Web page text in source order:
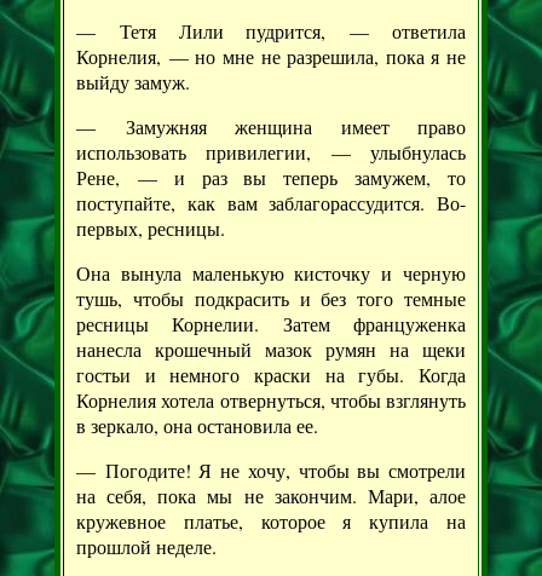
— Тетя Лили пудрится, — ответила
Корнелия, — но мне не разрешила, пока я не
выйду замуж.
— Замужняя женщина имеет право
использовать привилегии, — улыбнулась
Рене, — и раз вы теперь замужем, то
поступайте, как вам заблагорассудится. Во-
первых, ресницы.
Она вынула маленькую кисточку и черную
тушь, чтобы подкрасить и без того темные
ресницы Корнелии. Затем француженка
нанесла крошечный мазок румян на щеки
гостьи и немного краски на губы. Когда
Корнелия хотела отвернуться, чтобы взглянуть
в зеркало, она остановила ее.
— Погодите! Я не хочу, чтобы вы смотрели
на себя, пока мы не закончим. Мари, алое
кружевное платье, которое я купила на
прошлой неделе.